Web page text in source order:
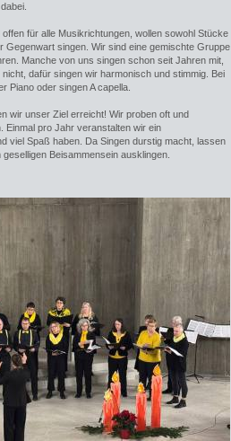
für alle Musikrichtungen, wollen sowohl Stücke
singen. Wir sind eine gemischte Gruppe
Manche von uns singen schon seit Jahren mit,
dafür singen wir harmonisch und stimmig. Bei
Piano oder singen A capella.
wir unser Ziel erreicht! Wir proben oft und
Einmal pro Jahr veranstalten wir ein
viel Spaß haben. Da Singen durstig macht, lassen
Beisammensein ausklingen.